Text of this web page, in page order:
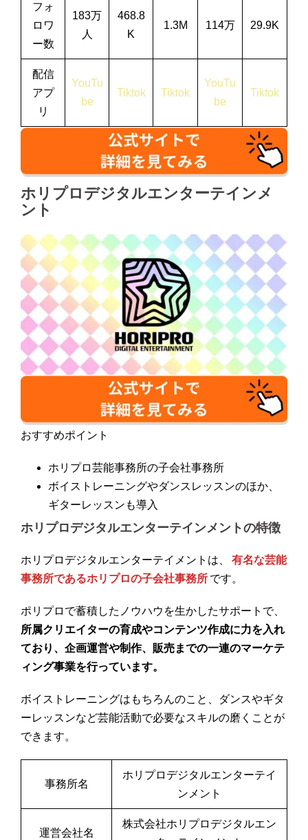
フォ
ロワ
ー数
183万
人
468.8
K
1.3M 114万 29.9K
配信
アプ
リ
YouTu
be
Tiktok Tiktok
YouTu
be
Tiktok
ホリプロデジタルエンターテインメ
ント
おすすめポイント
ホリプロ芸能事務所の子会社事務所
ボイストレーニングやダンスレッスンのほか、
ギターレッスンも導入
ホリプロデジタルエンターテインメントの特徴
ホリプロデジタルエンターテイメントは、
有名な芸能
事務所であるホリプロの子会社事務所 です。
ポリプロで蓄積したノウハウを生かしたサポートで、
所属クリエイターの育成やコンテンツ作成に力を入れ
ており、企画運営や制作、販売までの一連のマーケテ
ィング事業を行っています。
ボイストレーニングはもちろんのこと、ダンスやギタ
ーレッスンなど芸能活動で必要なスキルの磨くことが
できます。
事務所名
ホリプロデジタルエンターテイ
ンメント
運営会社名
株式会社ホリプロデジタルエン